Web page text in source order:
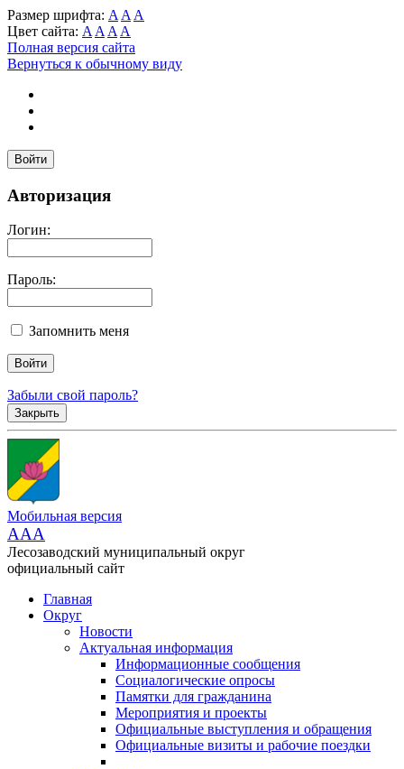
Размер шрифта: A A A
Цвет сайта: A A A A
Полная версия сайта
Вернуться к обычному виду
Войти
Авторизация
Логин:
Пароль:
Запомнить меня
Забыли свой пароль?
Закрыть
Мобильная версия
AAA
Лесозаводский муниципальный округ
официальный сайт
Главная
Округ
Новости
Актуальная информация
Информационные сообщения
Социалогические опросы
Памятки для гражданина
Мероприятия и проекты
Официальные выступления и обращения
Официальные визиты и рабочие поездки